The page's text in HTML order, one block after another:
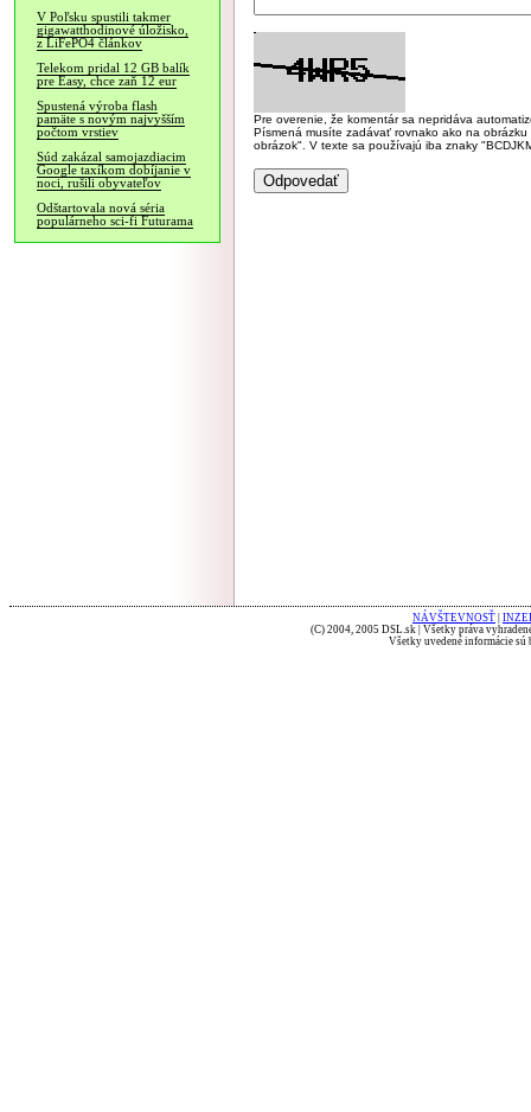
V Poľsku spustili takmer
gigawatthodinové úložisko,
z LiFePO4 článkov
Telekom pridal 12 GB balík
pre Easy, chce zaň 12 eur
Spustená výroba flash
pamäte s novým najvyšším
počtom vrstiev
Súd zakázal samojazdiacim
Google taxíkom dobíjanie v
noci, rušili obyvateľov
Odštartovala nová séria
populárneho sci-fi Futurama
Pre overenie, že komentár sa nepridáva
Písmená musíte zadávať rovnako ako na
obrázok". V texte sa používajú iba znaky
NÁVŠTEVNOSŤ
(C) 2004, 2005 DSL.sk | Všetky práva
Všetky uvedené informácie sú